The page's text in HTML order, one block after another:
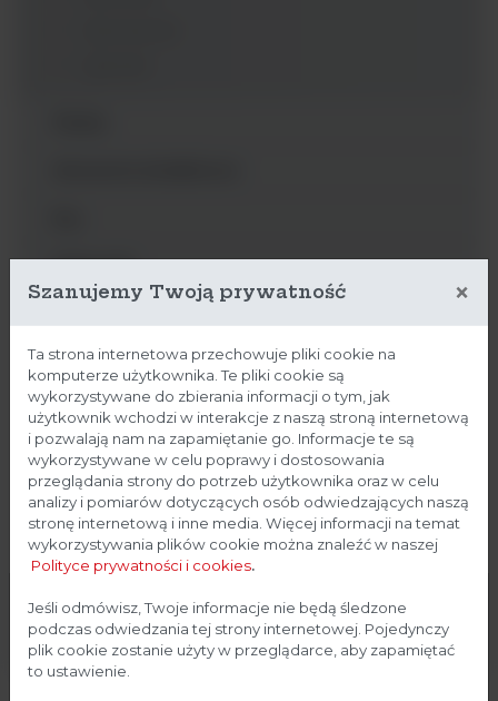
Głaszczki
Odzież ochronna do strefy czystej
Pojemniki na odpady
Próbowki
Płytki petriego
Płytki titracyjne
Rękawiczki
Tipsy (końcówki do pipet)
Strona przeznaczona dla
profesjonalistów
Szanujemy Twoją prywatność ×
Ta strona internetowa przechowuje pliki cookie na
komputerze użytkownika. Te pliki cookie są
wykorzystywane do zbierania informacji o tym, jak
użytkownik wchodzi w interakcje z naszą stroną internetową
i pozwalają nam na zapamiętanie go. Informacje te są
wykorzystywane w celu poprawy i dostosowania
przeglądania strony do potrzeb użytkownika oraz w celu
analizy i pomiarów dotyczących osób odwiedzających naszą
stronę internetową i inne media. Więcej informacji na temat
wykorzystywania plików cookie można znaleźć w naszej
Polityce prywatności i cookies.
Jeśli odmówisz, Twoje informacje nie będą śledzone
podczas odwiedzania tej strony internetowej. Pojedynczy
plik cookie zostanie użyty w przeglądarce, aby zapamiętać
to ustawienie.